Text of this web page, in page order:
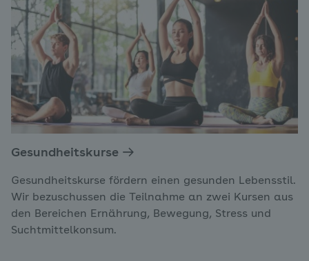
Gesundheitskurse
Gesundheitskurse fördern einen gesunden Lebensstil.
Wir bezuschussen die Teilnahme an zwei Kursen aus
den Bereichen Ernährung, Bewegung, Stress und
Suchtmittelkonsum.